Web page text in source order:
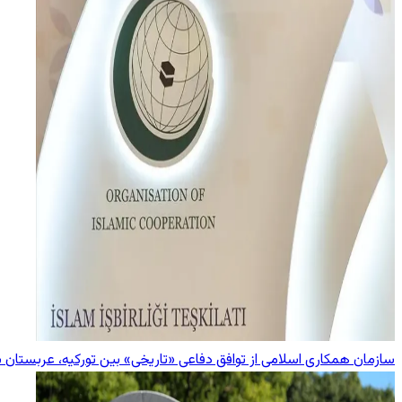
سازمان همکاری اسلامی از توافق دفاعی «تاریخی» بین تورکیه،